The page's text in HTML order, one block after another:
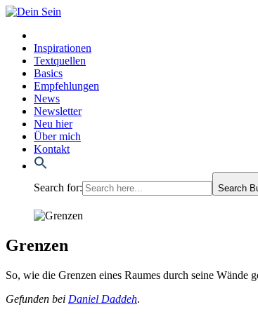
Inspirationen
Textquellen
Basics
Empfehlungen
News
Newsletter
Neu hier
Über mich
Kontakt
Search for: Search
Grenzen
So, wie die Gren­zen eines Rau­mes durch sei­ne Wän­de
Gefun­den bei Dani­el Dad­deh.